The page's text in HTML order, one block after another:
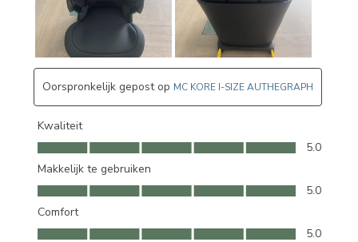
Oorspronkelijk gepost op MC KORE I-SIZE AUTHEGRAPH
Kwaliteit
Kwaliteit, 5.0 van 5
5.0
Makkelijk te gebruiken
Makkelijk te gebruiken, 5.0 van 5
5.0
Comfort
Comfort, 5.0 van 5
5.0